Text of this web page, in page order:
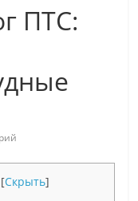
ПТС:
[Скрыть]